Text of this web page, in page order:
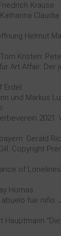
Krause
Helmut
Kristen:
Art Affair: Der
Erdel
und Markus
2021:
Gerald
Copyright
of
Homas
fue niño:
Hauptmann